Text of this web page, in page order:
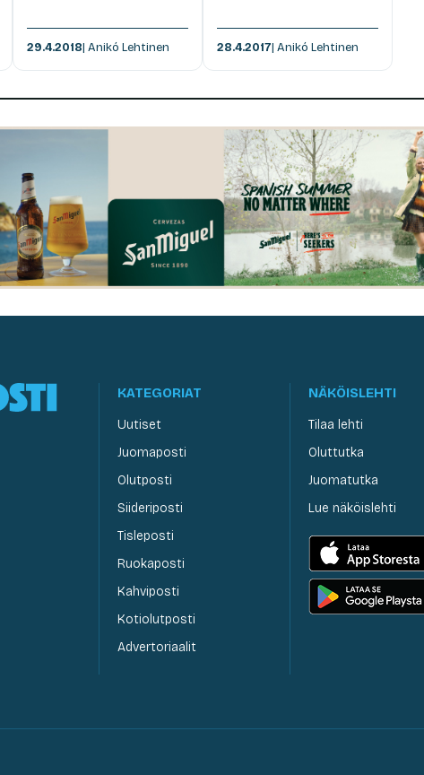
29.4.2018| Anikó Lehtinen 28.4.2017| Anikó Lehtinen
KATEGORIAT
Uutiset
Juomaposti
Olutposti
Siideriposti
Tisleposti
Ruokaposti
Kahviposti
Kotiolutposti
Advertoriaalit
NÄKÖISLEHTI
Tilaa lehti
Oluttutka
Juomatutka
Lue näköislehti